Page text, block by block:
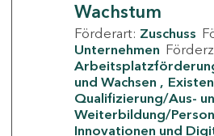
Wachstum
Förderart: Zuschuss
Unternehmen
und Wachsen
Qualifizierung/Aus-
Weiterbildung/
Innovationen und